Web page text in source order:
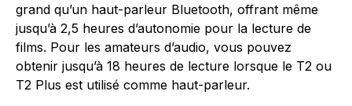
grand qu’un haut-parleur Bluetooth, offrant même
jusqu’à 2,5 heures d’autonomie pour la lecture de
films. Pour les amateurs d’audio, vous pouvez
obtenir jusqu’à 18 heures de lecture lorsque le T2 ou
T2 Plus est utilisé comme haut-parleur.